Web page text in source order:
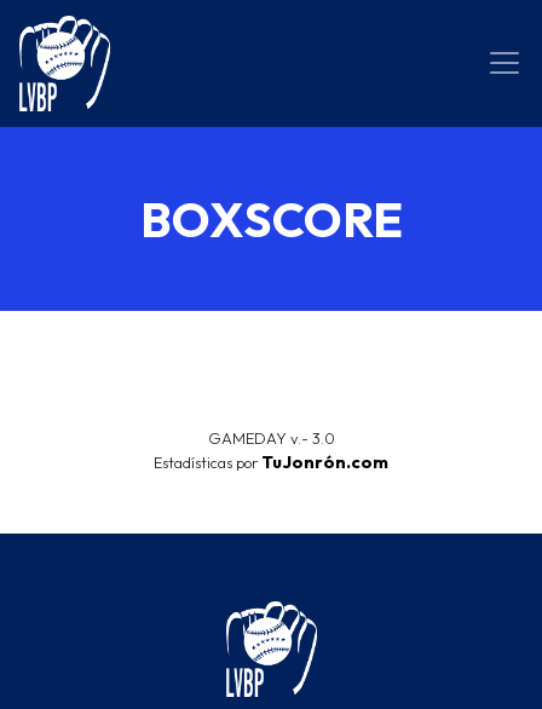
BOXSCORE
GAMEDAY v.- 3.0
Estadísticas por TuJonrón.com